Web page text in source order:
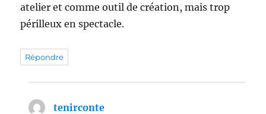
atelier et comme outil de création, mais trop
périlleux en spectacle.
Répondre
tenirconte